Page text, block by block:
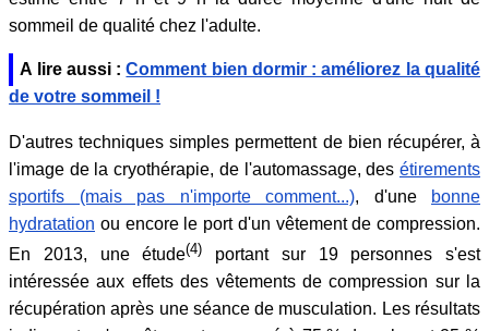
sommeil de qualité chez l'adulte.
A lire aussi :Comment bien dormir : améliorez la qualité
de votre sommeil !
D'autres techniques simples permettent de bien récupérer, à
l'image de la cryothérapie, de l'automassage, des étirements
sportifs (mais pas n'importe comment...), d'une
bonne
hydratation ou encore le port d'un vêtement de compression.
En 2013, une étude(4) portant sur 19 personnes s'est
intéressée aux effets des vêtements de compression sur la
récupération après une séance de musculation. Les résultats